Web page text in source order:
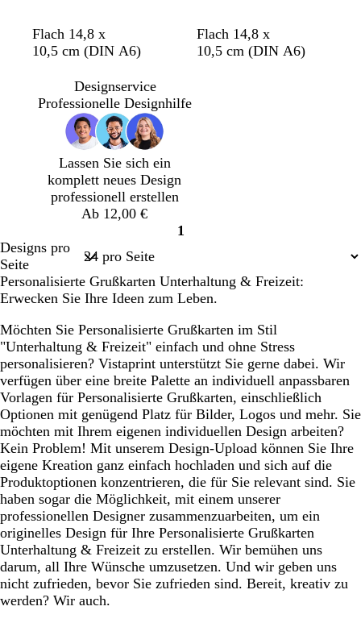
O
r
g
O
l
g
B
l
G
o
R
o
Flach 14,8 x
10,5 cm (DIN A6)
H
e
C
r
O
r
G
i
H
e
Flach 14,8 x
10,5 cm (DIN A6)
Designservice
Professionelle Designhilfe
Lassen Sie sich ein
komplett neues Design
professionell erstellen
Ab 12,00 €
Seite
1
Designs pro
Seite
Personalisierte Grußkarten Unterhaltung & Freizeit:
Erwecken Sie Ihre Ideen zum Leben.
Möchten Sie Personalisierte Grußkarten im Stil
"Unterhaltung & Freizeit" einfach und ohne Stress
personalisieren? Vistaprint unterstützt Sie gerne dabei. Wir
verfügen über eine breite Palette an individuell anpassbaren
Vorlagen für Personalisierte Grußkarten, einschließlich
Optionen mit genügend Platz für Bilder, Logos und mehr. Sie
möchten mit Ihrem eigenen individuellen Design arbeiten?
Kein Problem! Mit unserem Design-Upload können Sie Ihre
eigene Kreation ganz einfach hochladen und sich auf die
Produktoptionen konzentrieren, die für Sie relevant sind. Sie
haben sogar die Möglichkeit, mit einem unserer
professionellen Designer zusammenzuarbeiten, um ein
originelles Design für Ihre Personalisierte Grußkarten
Unterhaltung & Freizeit zu erstellen. Wir bemühen uns
darum, all Ihre Wünsche umzusetzen. Und wir geben uns
nicht zufrieden, bevor Sie zufrieden sind. Bereit, kreativ zu
werden? Wir auch.